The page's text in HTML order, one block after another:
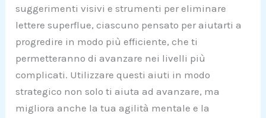
suggerimenti visivi e strumenti per eliminare
lettere superflue, ciascuno pensato per aiutarti a
progredire in modo più efficiente, che ti
permetteranno di avanzare nei livelli più
complicati. Utilizzare questi aiuti in modo
strategico non solo ti aiuta ad avanzare, ma
migliora anche la tua agilità mentale e la